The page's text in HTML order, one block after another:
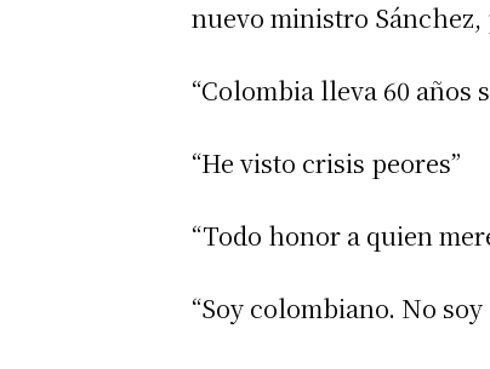
nuevo ministro Sánchez,
“Colombia lleva 60 años
“He visto crisis peores”
“Todo honor a quien
“Soy colombiano. No